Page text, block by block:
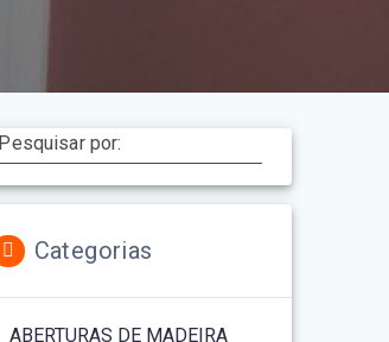
Pesquisar por:
Categorias
ABERTURAS DE MADEIRA